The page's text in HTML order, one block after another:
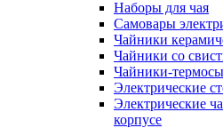
Наборы для чая
Самовары
Чайники
Чайники со
Чайники-термосы
Электрические
Электрические
корпусе